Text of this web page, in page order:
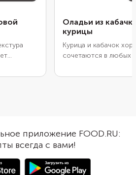
и
их
и в
Оладьи из
курицы
Курица и кабачок
сочетаются в любых
питательными и
ингредиенты. Дайте
немного постоять,
активировалась
Масса станет более
приложение FOOD.RU:
всегда с вами!